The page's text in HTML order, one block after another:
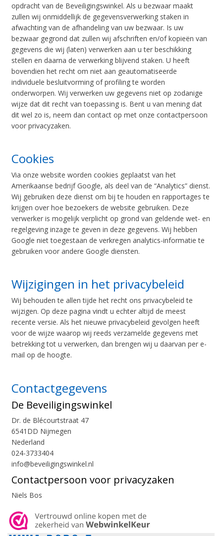
opdracht van de Beveiligingswinkel. Als u bezwaar maakt
zullen wij onmiddellijk de gegevensverwerking staken in
afwachting van de afhandeling van uw bezwaar. Is uw
bezwaar gegrond dat zullen wij afschriften en/of kopieën van
gegevens die wij (laten) verwerken aan u ter beschikking
stellen en daarna de verwerking blijvend staken. U heeft
bovendien het recht om niet aan geautomatiseerde
individuele besluitvorming of profiling te worden
onderworpen. Wij verwerken uw gegevens niet op zodanige
wijze dat dit recht van toepassing is. Bent u van mening dat
dit wel zo is, neem dan contact op met onze contactpersoon
voor privacyzaken.
Cookies
Via onze website worden cookies geplaatst van het
Amerikaanse bedrijf Google, als deel van de “Analytics” dienst.
Wij gebruiken deze dienst om bij te houden en rapportages te
krijgen over hoe bezoekers de website gebruiken. Deze
verwerker is mogelijk verplicht op grond van geldende wet- en
regelgeving inzage te geven in deze gegevens. Wij hebben
Google niet toegestaan de verkregen analytics-informatie te
gebruiken voor andere Google diensten.
Wijzigingen in het privacybeleid
Wij behouden te allen tijde het recht ons privacybeleid te
wijzigen. Op deze pagina vindt u echter altijd de meest
recente versie. Als het nieuwe privacybeleid gevolgen heeft
voor de wijze waarop wij reeds verzamelde gegevens met
betrekking tot u verwerken, dan brengen wij u daarvan per e-
mail op de hoogte.
Contactgegevens
De Beveiligingswinkel
Dr. de Blécourtstraat 47
6541DD Nijmegen
Nederland
024-3733404
info@beveiligingswinkel.nl
Contactpersoon voor privacyzaken
Niels Bos